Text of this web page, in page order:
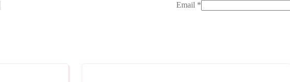
Email *